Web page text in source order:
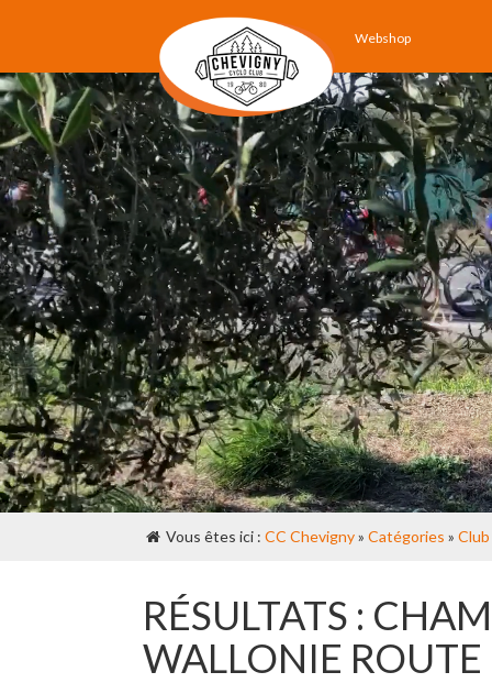
Webshop
Vous êtes ici : CC Chevigny» Catégories » Club
RÉSULTATS :
WALLONIE ROUTE